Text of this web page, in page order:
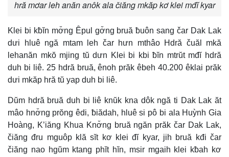
hră mơar leh anăn anôk ala čiăng mkăp kơ klei mđĭ kyar
Klei bi kƀĭn mơ̆ng Êpul gơ̆ng bruă ƀuôn sang čar Dak Lak
dưi hluê ngă mtam leh čar hưn mthâo Hdră čuăl mkă
lehanăn mkŏ mjing tŭ dưn Klei bi kbi ƀĭn mtrŭt mđĭ hdră
duh bi liê. 25 hdră bruă, ênoh prăk êbeh 40.200 êklai prăk
dưi mkăp hră tŭ yap duh bi liê.
Dŭm hdră bruă duh bi liê knŭk kna dôk ngă ti Dak Lak ăt
mâo hnơ̆ng prŏng êdi, ƀiădah, hluê si pô bi ala Huỳnh Gia
Hoàng, K’iăng Khua Knơ̆ng bruă ngăn prăk čar Dak Lak,
čiăng đru mguôp klă sĭt kơ klei đĭ kyar, jih bruă kđi čar
čiăng nao hgŭm ktang phĭt hĭn, msir mgaih klei kƀah kơ